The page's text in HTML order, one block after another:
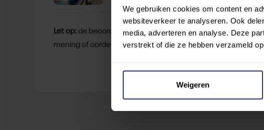
We gebruiken cookies om content en
websiteverkeer te analyseren. Ook
media, adverteren en analyse. Deze
verstrekt of die ze hebben verzameld
Weigeren
Let op:de beoordelingen zijn gebaseerd op de ervaringen
mening of oordelen van deze gebruikers.